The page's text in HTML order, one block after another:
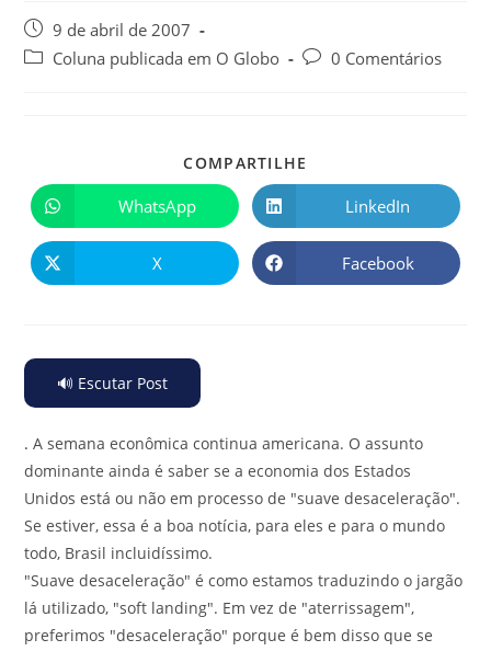
9 de abril de 2007
Coluna publicada em O Globo
0 Comentários
COMPARTILHE
WhatsApp LinkedIn
X Facebook
🔊 Escutar Post
. A semana econômica continua americana. O assunto
dominante ainda é saber se a economia dos Estados
Unidos está ou não em processo de "suave desaceleração".
Se estiver, essa é a boa notícia, para eles e para o mundo
todo, Brasil incluidíssimo.
"Suave desaceleração" é como estamos traduzindo o jargão
lá utilizado, "soft landing". Em vez de "aterrissagem",
preferimos "desaceleração" porque é bem disso que se